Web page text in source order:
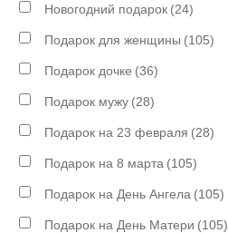
Новогодний подарок (24)
Подарок для женщины (105)
Подарок дочке (36)
Подарок мужу (28)
Подарок на 23 февраля (28)
Подарок на 8 марта (105)
Подарок на День Ангела (105)
Подарок на День Матери (105)